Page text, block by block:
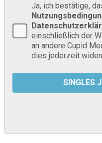
Ja, ich bestätige,
einschließlich der
an andere Cupid
dies jederzeit